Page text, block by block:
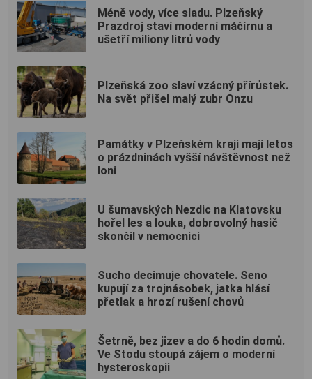
Méně vody, více sladu. Plzeňský
Prazdroj staví moderní máčírnu a
ušetří miliony litrů vody
Plzeňská zoo slaví vzácný přírůstek.
Na svět přišel malý zubr Onzu
Památky v Plzeňském kraji mají letos
o prázdninách vyšší návštěvnost než
loni
U šumavských Nezdic na Klatovsku
hořel les a louka, dobrovolný hasič
skončil v nemocnici
Sucho decimuje chovatele. Seno
kupují za trojnásobek, jatka hlásí
přetlak a hrozí rušení chovů
Šetrně, bez jizev a do 6 hodin domů.
Ve Stodu stoupá zájem o moderní
hysteroskopii